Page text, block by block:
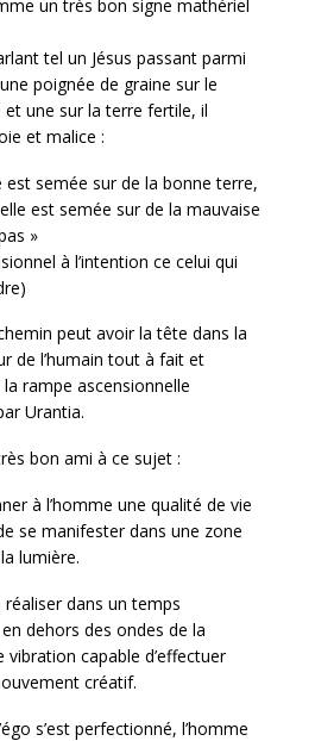
un très bon signe mathériel
tel un Jésus passant parmi
poignée de graine sur le
une sur la terre fertile, il
et malice :
est semée sur de la bonne terre,
est semée sur de la mauvaise
»
à l’intention ce celui qui
peut avoir la tête dans la
de l’humain tout à fait et
rampe ascensionnelle
Urantia.
bon ami à ce sujet :
à l’homme une qualité de vie
se manifester dans une zone
lumière.
réaliser dans un temps
dehors des ondes de la
capable d’effectuer
créatif.
s’est perfectionné, l’homme